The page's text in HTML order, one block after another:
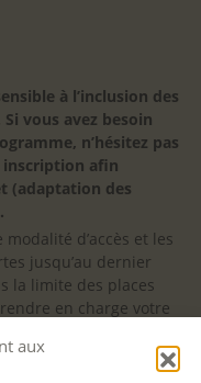
aux
à l’inclusion des
vous avez besoin
n’hésitez pas
inscription afin
(adaptation des
d’accès et les
jusqu’au dernier
la limite des places
en charge votre
le début de la